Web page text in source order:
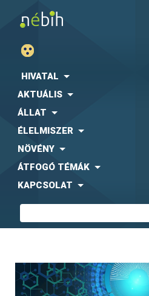
HIVATAL
AKTUÁLIS
ÁLLAT
ÉLELMISZER
NÖVÉNY
ÁTFOGÓ TÉMÁK
KAPCSOLAT